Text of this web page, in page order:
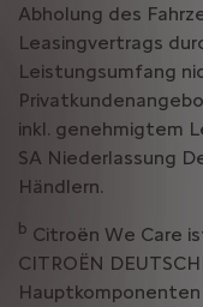
Abholung des
Leasingvertrags
Leistungsumfang
inkl. genehmigtem
SA Niederlassung
Händlern.
b Citroën We Care
CITROËN